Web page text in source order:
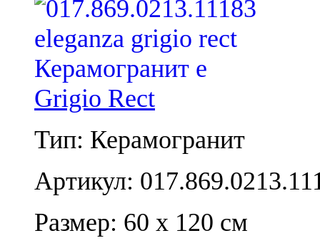
Grigio Rect
Тип: Керамогранит
Артикул:
Размер: 60 x 120 см